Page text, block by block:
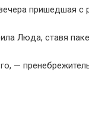
пришедшая с
Люда, ставя
—